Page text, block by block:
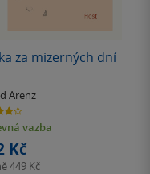
za mizerných dní
Arenz
vazba
Kč
449 Kč